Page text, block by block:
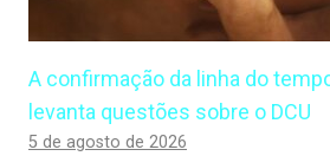
A confirmação da linha do
levanta questões sobre o DCU
5 de agosto de 2026